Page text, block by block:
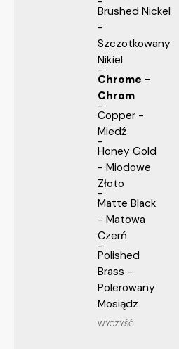
Brushed Nickel
-
Szczotkowany
Nikiel
Chrome -
Chrom
Copper -
Miedź
Honey Gold
- Miodowe
Złoto
Matte Black
- Matowa
Czerń
Polished
Brass -
Polerowany
Mosiądz
WYCZYŚĆ